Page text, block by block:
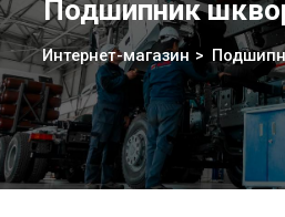
Подшипник
Интернет-магазин